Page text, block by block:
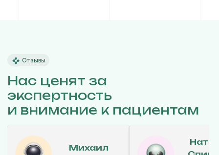
Отзывы
Нас ценят за
экспертность
и внимание к пациентам
Михаил